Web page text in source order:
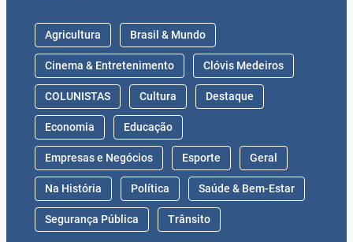
Agricultura Brasil & Mundo
Cinema & Entretenimento Clóvis Medeiros
COLUNISTAS Cultura Destaque
Economia Educação
Empresas e Negócios Esporte Geral
Na História Política Saúde & Bem-Estar
Segurança Pública Trânsito